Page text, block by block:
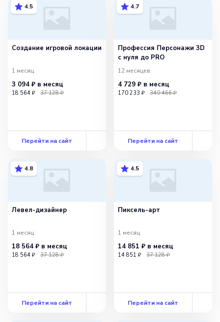
4.5
Создание игровой локации
1 месяц
3 094 ₽ в месяц
18 564 ₽ 37 128 ₽
Перейти на сайт
4.7
Профессия Персонажи 3D
с нуля до PRO
12 месяцев
4 729 ₽ в месяц
170 233 ₽ 340 466 ₽
Перейти на сайт
4.8
Левел-дизайнер
1 месяц
18 564 ₽ в месяц
18 564 ₽ 37 128 ₽
Перейти на сайт
4.5
Пиксель-арт
1 месяц
14 851 ₽ в месяц
14 851 ₽ 37 128 ₽
Перейти на сайт